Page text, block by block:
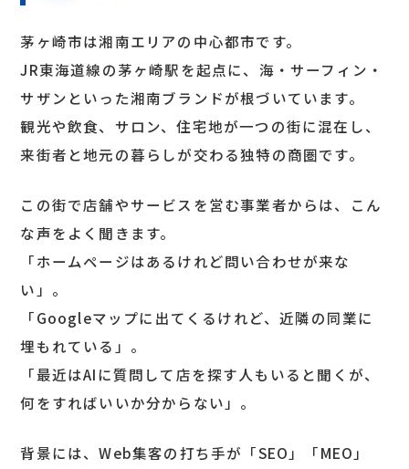
茅ヶ崎市は湘南エリアの中心都市です。
JR東海道線の茅ヶ崎駅を起点に、海・サーフィン・
サザンといった湘南ブランドが根づいています。
観光や飲食、サロン、住宅地が一つの街に混在し、
来街者と地元の暮らしが交わる独特の商圏です。
この街で店舗やサービスを営む事業者からは、こん
な声をよく聞きます。
「ホームページはあるけれど問い合わせが来な
い」。
「Googleマップに出てくるけれど、近隣の同業に
埋もれている」。
「最近はAIに質問して店を探す人もいると聞くが、
何をすればいいか分からない」。
背景には、Web集客の打ち手が「SEO」「MEO」